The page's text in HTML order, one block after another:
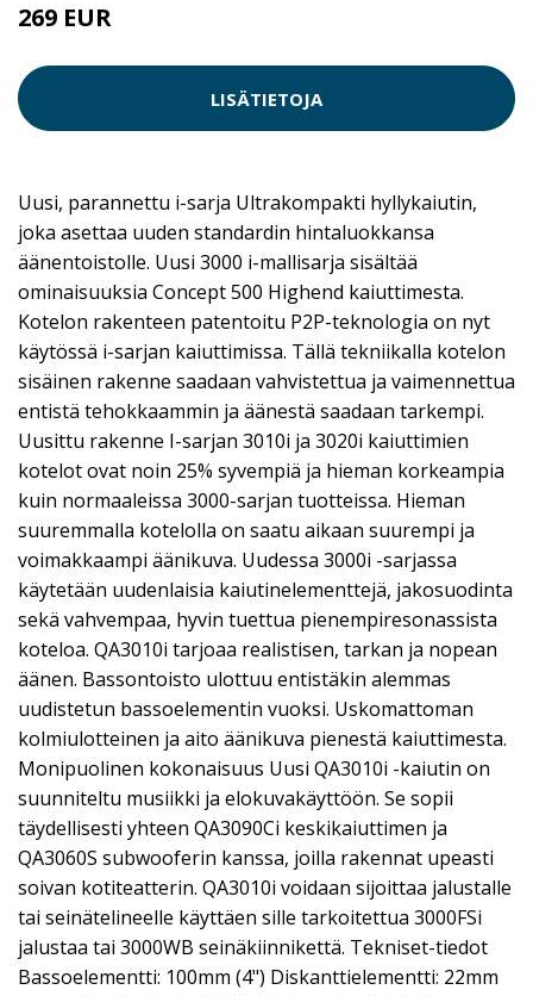
269 EUR
LISÄTIETOJA
Uusi, parannettu i-sarja Ultrakompakti hyllykaiutin,
joka asettaa uuden standardin hintaluokkansa
äänentoistolle. Uusi 3000 i-mallisarja sisältää
ominaisuuksia Concept 500 Highend kaiuttimesta.
Kotelon rakenteen patentoitu P2P-teknologia on nyt
käytössä i-sarjan kaiuttimissa. Tällä tekniikalla kotelon
sisäinen rakenne saadaan vahvistettua ja vaimennettua
entistä tehokkaammin ja äänestä saadaan tarkempi.
Uusittu rakenne I-sarjan 3010i ja 3020i kaiuttimien
kotelot ovat noin 25% syvempiä ja hieman korkeampia
kuin normaaleissa 3000-sarjan tuotteissa. Hieman
suuremmalla kotelolla on saatu aikaan suurempi ja
voimakkaampi äänikuva. Uudessa 3000i -sarjassa
käytetään uudenlaisia kaiutinelementtejä, jakosuodinta
sekä vahvempaa, hyvin tuettua pienempiresonassista
koteloa. QA3010i tarjoaa realistisen, tarkan ja nopean
äänen. Bassontoisto ulottuu entistäkin alemmas
uudistetun bassoelementin vuoksi. Uskomattoman
kolmiulotteinen ja aito äänikuva pienestä kaiuttimesta.
Monipuolinen kokonaisuus Uusi QA3010i -kaiutin on
suunniteltu musiikki ja elokuvakäyttöön. Se sopii
täydellisesti yhteen QA3090Ci keskikaiuttimen ja
QA3060S subwooferin kanssa, joilla rakennat upeasti
soivan kotiteatterin. QA3010i voidaan sijoittaa jalustalle
tai seinätelineelle käyttäen sille tarkoitettua 3000FSi
jalustaa tai 3000WB seinäkiinnikettä. Tekniset-tiedot
Bassoelementti: 100mm (4") Diskanttielementti: 22mm